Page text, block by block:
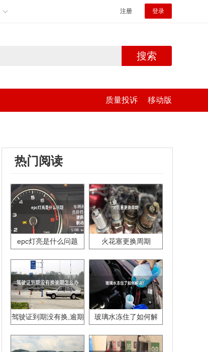
注册 登录
搜索
质量投诉 移动版
热门阅读
epc灯亮是什么问题 火花塞更换周期
驾驶证到期没有换,逾期
玻璃水冻住了如何解